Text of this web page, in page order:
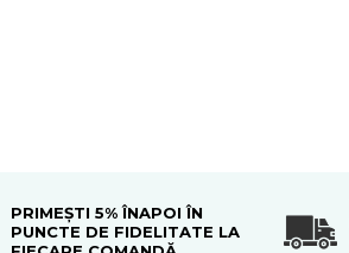
PRIMEȘTI 5% ÎNAPOI ÎN
PUNCTE DE FIDELITATE LA